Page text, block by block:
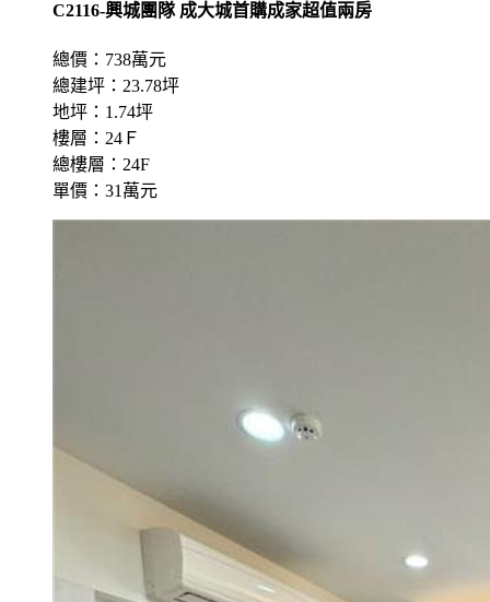
C2116-興城團隊 成大城首購成家超值兩房
總價：738萬元
總建坪：23.78坪
地坪：1.74坪
樓層：24Ｆ
總樓層：24F
單價：31萬元